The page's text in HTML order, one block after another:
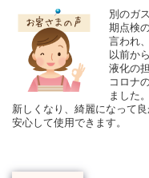
別のガ
期点検
言われ、
以前か
液化の
コロナ
ました。
新しくなり、綺麗になって良
安心して使用できます。